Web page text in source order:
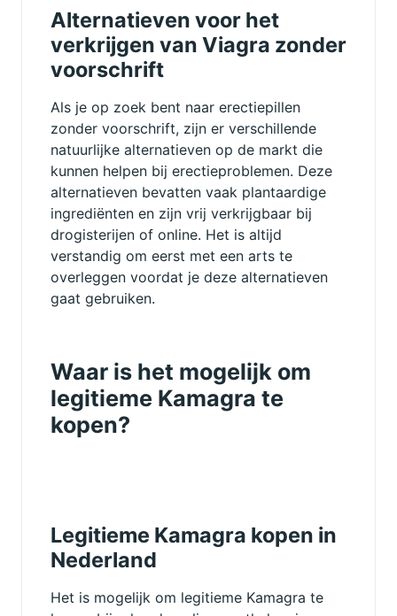
Alternatieven voor het
verkrijgen van Viagra zonder
voorschrift
Als je op zoek bent naar erectiepillen
zonder voorschrift, zijn er verschillende
natuurlijke alternatieven op de markt die
kunnen helpen bij erectieproblemen. Deze
alternatieven bevatten vaak plantaardige
ingrediënten en zijn vrij verkrijgbaar bij
drogisterijen of online. Het is altijd
verstandig om eerst met een arts te
overleggen voordat je deze alternatieven
gaat gebruiken.
Waar is het mogelijk om
legitieme Kamagra te
kopen?
Legitieme Kamagra kopen in
Nederland
Het is mogelijk om legitieme Kamagra te